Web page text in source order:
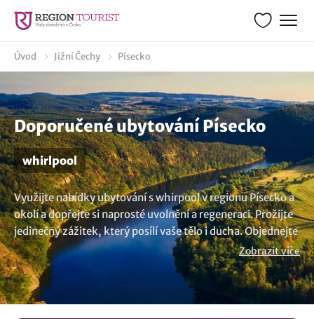
Úvod Jižní Čechy Písecko
Doporučené ubytování Písecko
whirlpool
Využijte nabídky ubytování s whirpool v regionu Písecko a
okolí a dopřejte si naprosté uvolnění a regeneraci. Prožijte
jedinečný zážitek, který posílí vaše tělo i ducha. Objednejte
si pobyt s whirlpool a nechte se rozmazlovat ve skvělém
prostředí, které vám poskytne pohodu a odpočinek. Máte
jinou představu? V nabídce máme více možnostíubytování
v lokalitě Písecko
Zobrazit více